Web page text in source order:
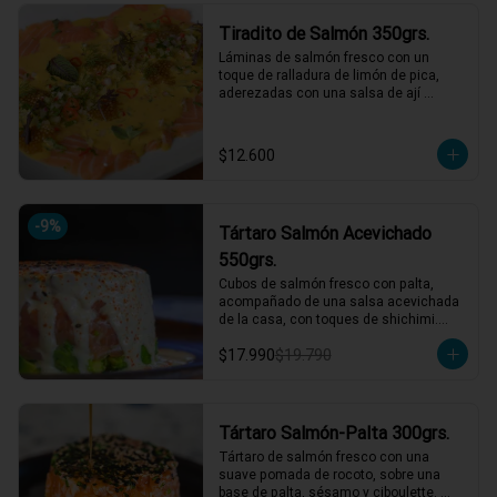
en su presentación completa, salsas o
acompañamientos incluidos.
Tiradito de Salmón 350grs.
Láminas de salmón fresco con un
toque de ralladura de limón de pica,
aderezadas con una salsa de ají
rabanito y menta, junto a mostaza
encurtida agridulce para un contraste
1 a 2 personas comen de este plato!
*El peso neto corresponde al producto
en su presentación completa, salsas o
acompañamientos incluidos.
$12.600
-9%
Tártaro Salmón Acevichado
550grs.
Cubos de salmón fresco con palta,
acompañado de una salsa acevichada
de la casa, con toques de shichimi.
*El peso neto corresponde al producto
en su presentación completa, salsas o
$17.990$19.790
Tártaro Salmón-Palta 300grs.
Tártaro de salmón fresco con una
suave pomada de rocoto, sobre una
base de palta, sésamo y ciboulette.